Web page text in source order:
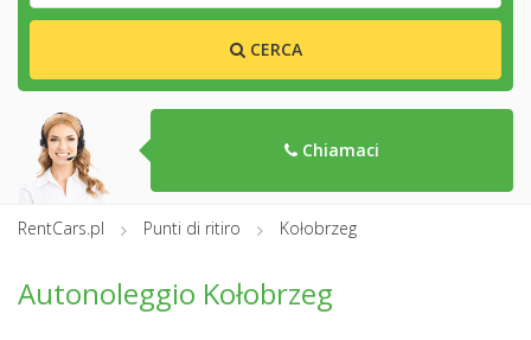
CERCA
Chiamaci
RentCars.pl Punti di ritiro Kołobrzeg
Autonoleggio Kołobrzeg